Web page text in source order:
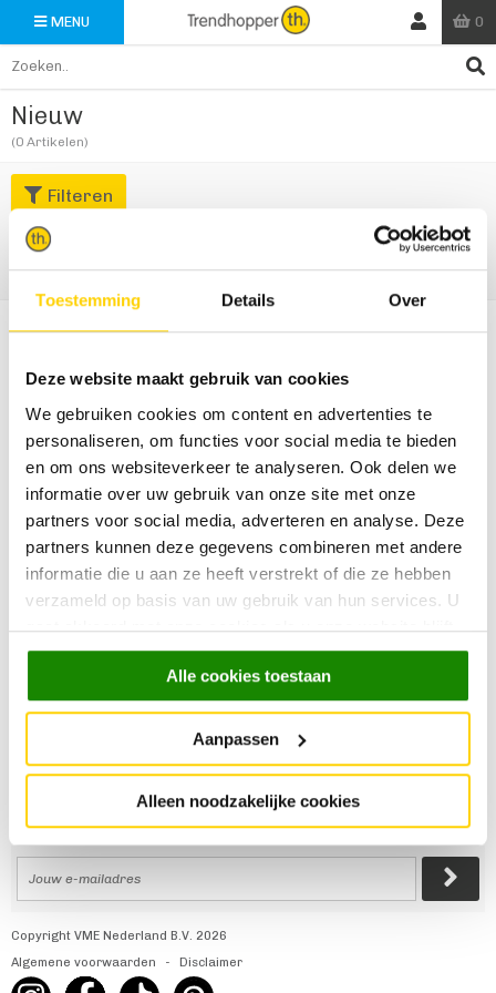
Toestemming Details Over
Deze website maakt gebruik van cookies
We gebruiken cookies om content en advertenties te
personaliseren, om functies voor social media te bieden
en om ons websiteverkeer te analyseren. Ook delen we
informatie over uw gebruik van onze site met onze
partners voor social media, adverteren en analyse. Deze
partners kunnen deze gegevens combineren met andere
informatie die u aan ze heeft verstrekt of die ze hebben
verzameld op basis van uw gebruik van hun services. U
gaat akkoord met onze cookies als u onze website blijft
gebruiken.
Alle cookies toestaan
Aanpassen
Alleen noodzakelijke cookies
MENU 0
Nieuw
(0 Artikelen)
Filteren
Inspiratie
Creatieve hoek
Trendhopper community
Pinterest
Facebook
Instagram
Banken
Stoelen
Kasten
Vloerkleden
Verlichting
Outlet
Trendhopper
Over ons
Winkels
Cadeaukaart
Historie
Ondernemer bij VME?
Klantenservice
Bestellen
Betalen
Bezorgen
Retourneren
Garantie & Onderhoud
All-in-House
#trendhopperthuis
Contact
Copyright VME Nederland B.V. 2026
Algemene voorwaarden
Disclaimer